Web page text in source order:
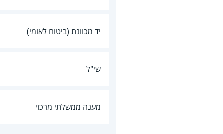
יד מכוונת (ביטוח לאומי)
שי"ל
מענה ממשלתי מרכזי